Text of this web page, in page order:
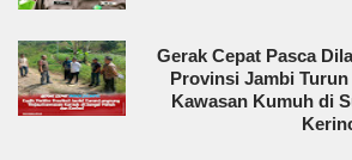
Gerak Cepat Pasca
Provinsi Jambi
Kawasan Kumuh di